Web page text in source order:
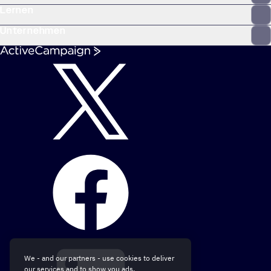
We - and our partners - use cookies to deliver
our services and to show you ads.